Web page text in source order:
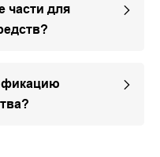
части для